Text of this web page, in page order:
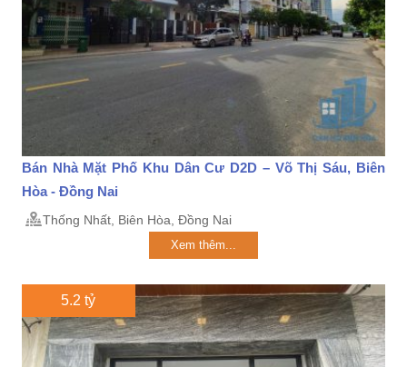
Bán Nhà Mặt Phố Khu Dân Cư D2D – Võ Thị Sáu, Biên
Hòa - Đồng Nai
Thống Nhất, Biên Hòa, Đồng Nai
Xem thêm...
5.2 tỷ